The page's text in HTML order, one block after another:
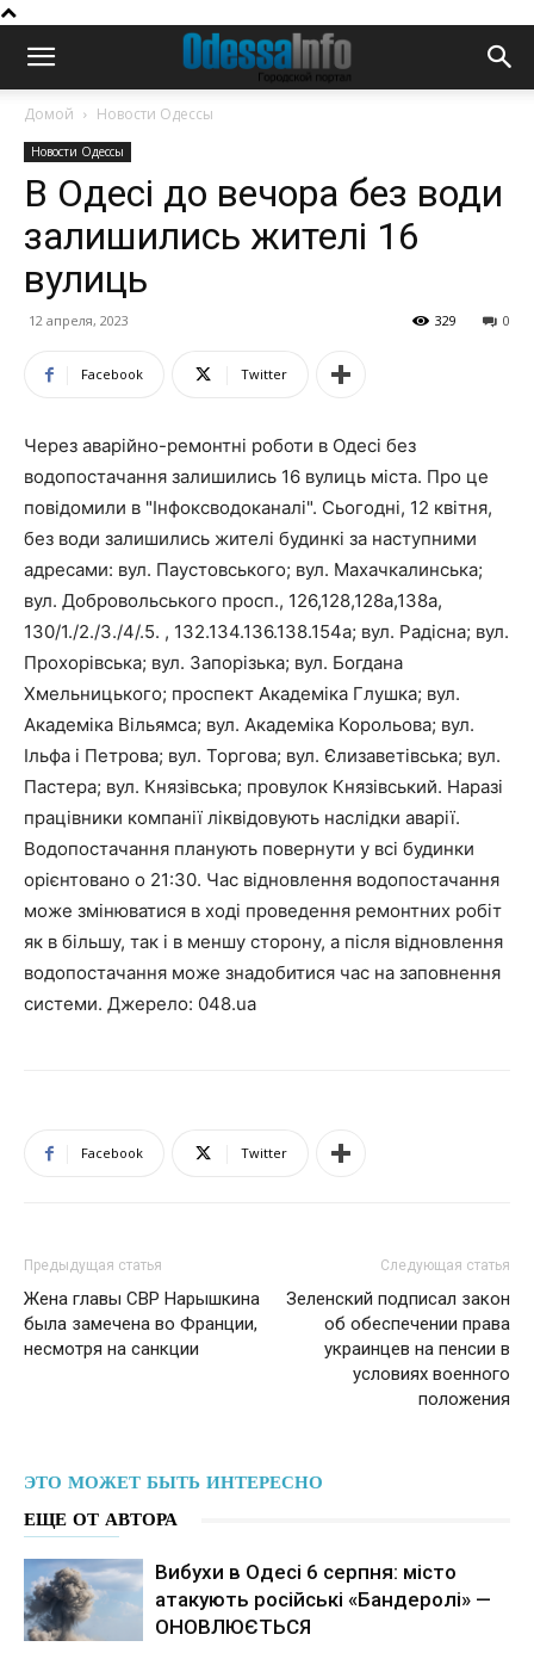
Домой Новости Одессы
Новости Одессы
В Одесі до вечора без води
залишились жителі 16
вулиць
12 апреля, 2023 0
329
Facebook Twitter
Через аварійно-ремонтні роботи в Одесі без
водопостачання залишились 16 вулиць міста. Про це
повідомили в "Інфоксводоканалі". Сьогодні, 12 квітня,
без води залишились жителі будинкі за наступними
адресами: вул. Паустовського; вул. Махачкалинська;
вул. Добровольського просп., 126,128,128а,138а,
130/1./2./3./4/.5. , 132.134.136.138.154а; вул. Радісна; вул.
Прохорівська; вул. Запорізька; вул. Богдана
Хмельницького; проспект Академіка Глушка; вул.
Академіка Вільямса; вул. Академіка Корольова; вул.
Ільфа і Петрова; вул. Торгова; вул. Єлизаветівська; вул.
Пастера; вул. Князівська; провулок Князівський. Наразі
працівники компанії ліквідовують наслідки аварії.
Водопостачання планують повернути у всі будинки
орієнтовано о 21:30. Час відновлення водопостачання
може змінюватися в ході проведення ремонтних робіт
як в більшу, так і в меншу сторону, а після відновлення
водопостачання може знадобитися час на заповнення
системи. Джерело: 048.ua
Facebook Twitter
Предыдущая статья
Жена главы СВР Нарышкина
была замечена во Франции,
несмотря на санкции
Следующая статья
Зеленский подписал закон
об обеспечении права
украинцев на пенсии в
условиях военного
положения
ЭТО МОЖЕТ БЫТЬ ИНТЕРЕСНО
ЕЩЕ ОТ АВТОРА
Вибухи в Одесі 6 серпня: місто
атакують російські «Бандеролі» —
ОНОВЛЮЄТЬСЯ